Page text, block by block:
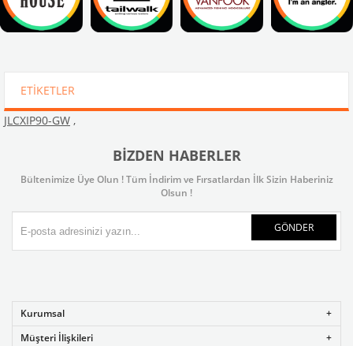
ETIKETLER
JLCXIP90-GW ,
BIZDEN HABERLER
Bültenimize Üye Olun ! Tüm İndirim ve Fırsatlardan İlk Sizin Haberiniz
Olsun !
GÖNDER
Kurumsal
Müşteri İlişkileri